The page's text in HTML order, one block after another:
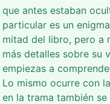
que antes estaban
particular es un
mitad del libro, pero a
más detalles sobre su
empiezas a
Lo mismo ocurre con
en la trama también